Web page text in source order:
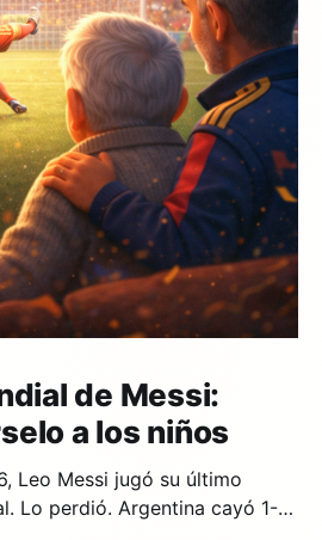
de Messi:
a los niños
Leo Messi jugó su último
cayó 1-0